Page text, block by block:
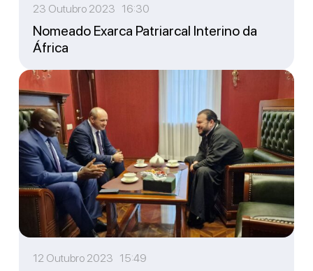
23 Outubro 2023 16:30
Nomeado Exarca Patriarcal Interino da
África
12 Outubro 2023 15:49